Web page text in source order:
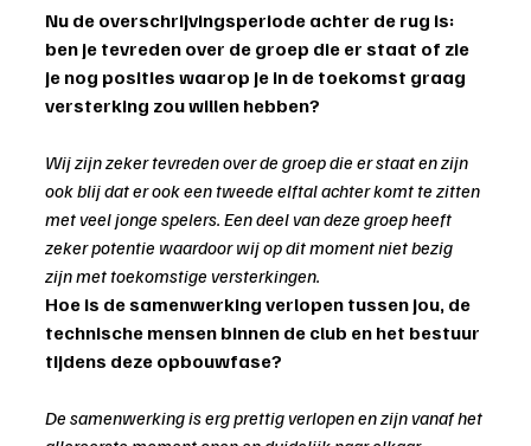
Nu de overschrijvingsperiode achter de rug is:
ben je tevreden over de groep die er staat of zie
je nog posities waarop je in de toekomst graag
versterking zou willen hebben?
Wij zijn zeker tevreden over de groep die er staat en zijn
ook blij dat er ook een tweede elftal achter komt te zitten
met veel jonge spelers. Een deel van deze groep heeft
zeker potentie waardoor wij op dit moment niet bezig
zijn met toekomstige versterkingen.
Hoe is de samenwerking verlopen tussen jou, de
technische mensen binnen de club en het bestuur
tijdens deze opbouwfase?
De samenwerking is erg prettig verlopen en zijn vanaf het